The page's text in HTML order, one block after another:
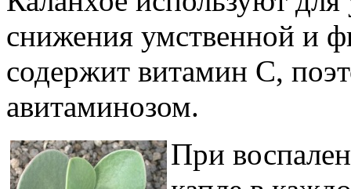
снижения умственной и
содержит витамин С,
авитаминозом.
При